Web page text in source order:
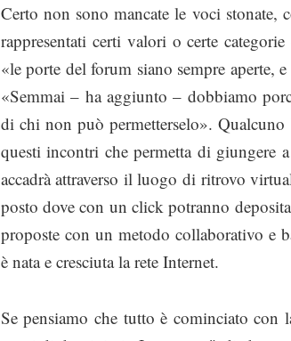
Certo non sono mancate le voci
rappresentati certi valori o certe
«le porte del forum siano sempre aperte,
«Semmai – ha aggiunto – dobbiamo
di chi non può permetterselo».
questi incontri che permetta di giungere
accadrà attraverso il luogo di ritrovo
posto dove con un click potranno
proposte con un metodo collaborativo e
è nata e cresciuta la rete Internet.
Se pensiamo che tutto è cominciato